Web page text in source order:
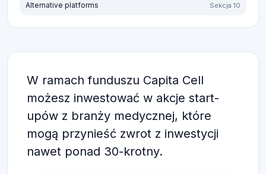
Alternative platforms Sekcja 10
W ramach funduszu Capita Cell
możesz inwestować w akcje start-
upów z branży medycznej, które
mogą przynieść zwrot z inwestycji
nawet ponad 30-krotny.